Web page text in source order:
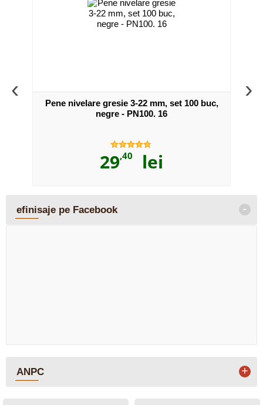
‹
Pene nivelare gresie 3-22 mm, set 100 buc,
negre - PN100. 16
29,40 lei
›
efinisaje pe Facebook -
ANPC +